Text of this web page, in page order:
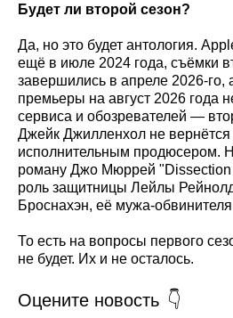
Будет ли второй сезон?
Да, но это будет антология.
ещё в июле 2024 года, съёмки
завершились в апреле 2026-го,
премьеры на август 2026 года
сервиса и обозревателей —
Джейк Джилленхол не вернётся
исполнительным продюсером.
роману Джо Мюррей "Dissection
роль защитницы Лейлы
Броснахэн, её мужа-
То есть на вопросы первого
не будет. Их и не осталось.
Оцените новость